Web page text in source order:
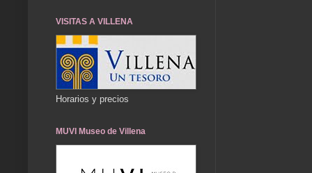
VISITAS A VILLENA
Horarios y precios
MUVI Museo de Villena